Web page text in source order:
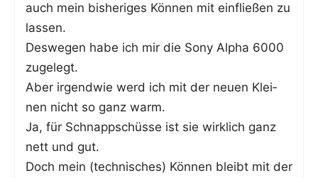
auch mein bis­he­ri­ges Kön­nen mit ein­flie­ßen zu
lassen.
Des­we­gen habe ich mir die Sony Alpha 6000
zugelegt.
Aber irgend­wie werd ich mit der neu­en Klei­
nen nicht so ganz warm.
Ja, für Schnapp­schüs­se ist sie wirk­lich ganz
nett und gut.
Doch mein (tech­ni­sches) Kön­nen bleibt mit der